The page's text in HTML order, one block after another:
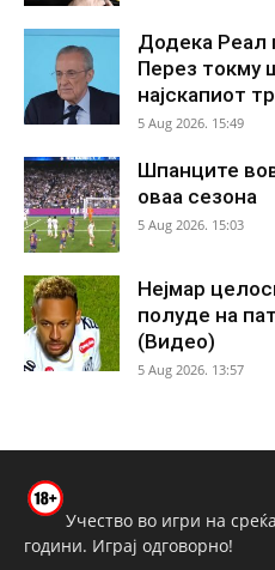
Додека Реал
Перез токму
најскапиот
5 Aug 2026. 15:49
Шпанците
оваа сезона
5 Aug 2026. 15:03
Нејмар
полуде на
(Видео)
5 Aug 2026. 13:57
Учество во игри на
години. Играј одговорно!